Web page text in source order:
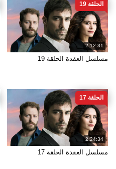
2:12:31
الحلقة 19
مسلسل العقدة الحلقة 19
2:24:34
الحلقة 17
مسلسل العقدة الحلقة 17